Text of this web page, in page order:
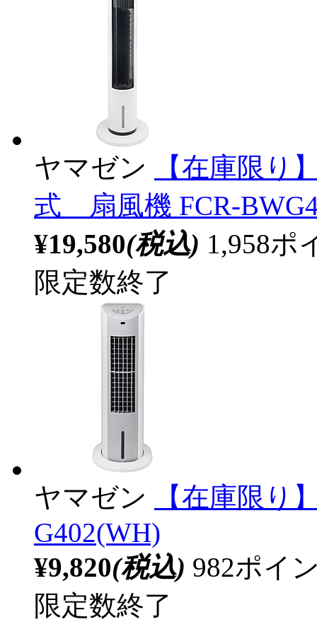
ヤマゼン
【在庫限
式 扇風機 FCR-
¥19,580(税込) 1,958ポ
限定数終了
ヤマゼン
【在庫限り
G402(WH)
¥9,820(税込) 982ポイ
限定数終了